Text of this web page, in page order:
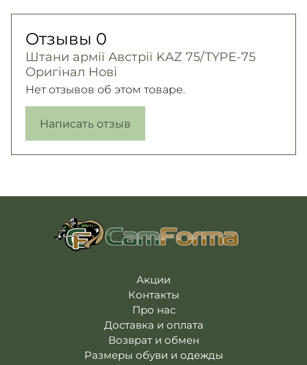
Отзывы 0
Штани армії Австрії KAZ 75/TYPE-75
Оригінал Нові
Нет отзывов об этом товаре.
Написать отзыв
Акции
Контакты
Про нас
Доставка и оплата
Возврат и обмен
Размеры обуви и одежды